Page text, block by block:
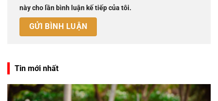
này cho lần bình luận kế tiếp của tôi.
Tin mới nhất